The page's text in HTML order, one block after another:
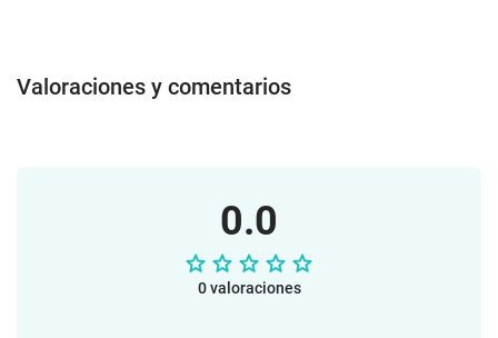
Valoraciones y comentarios
0.0
0 valoraciones